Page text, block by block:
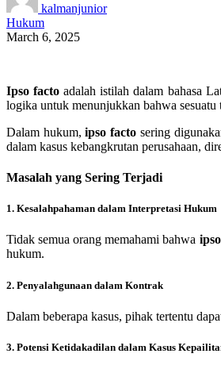
kalmanjunior
Hukum
March 6, 2025
Ipso facto adalah istilah dalam bahasa
logika untuk menunjukkan bahwa sesuatu
Dalam hukum,ipso facto sering
dalam kasus kebangkrutan perusahaan,
Masalah yang Sering Terjadi
1. Kesalahpahaman dalam Interpretasi Hukum
Tidak semua orang memahami bahwa
hukum.
2. Penyalahgunaan dalam Kontrak
Dalam beberapa kasus, pihak tertentu
3. Potensi Ketidakadilan dalam Kasus